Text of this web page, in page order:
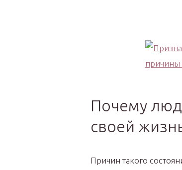
Почему
своей
Причин такого